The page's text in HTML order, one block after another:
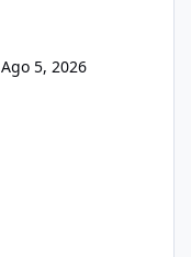
Ago 5, 2026